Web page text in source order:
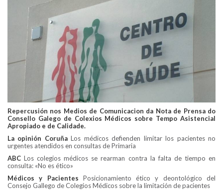
Repercusión nos Medios de Comunicacion da Nota de Prensa do
Consello Galego de Colexios Médicos sobre Tempo Asistencial
Apropiado e de Calidade.
La opinión Coruña Los médicos defienden limitar los pacientes no
urgentes atendidos en consultas de Primaria
ABC Los colegios médicos se rearman contra la falta de tiempo en
consulta: «No es ético»
Médicos y Pacientes
Posicionamiento ético y deontológico del
Consejo Gallego de Colegios Médicos sobre la limitación de pacientes